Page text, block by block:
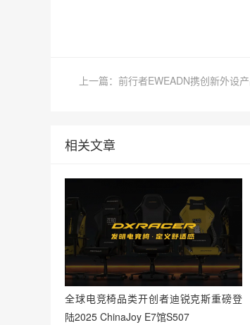
相关文章
全球电竞椅品类开创者迪锐克斯重磅登
陆2025 ChinaJoy E7馆S507